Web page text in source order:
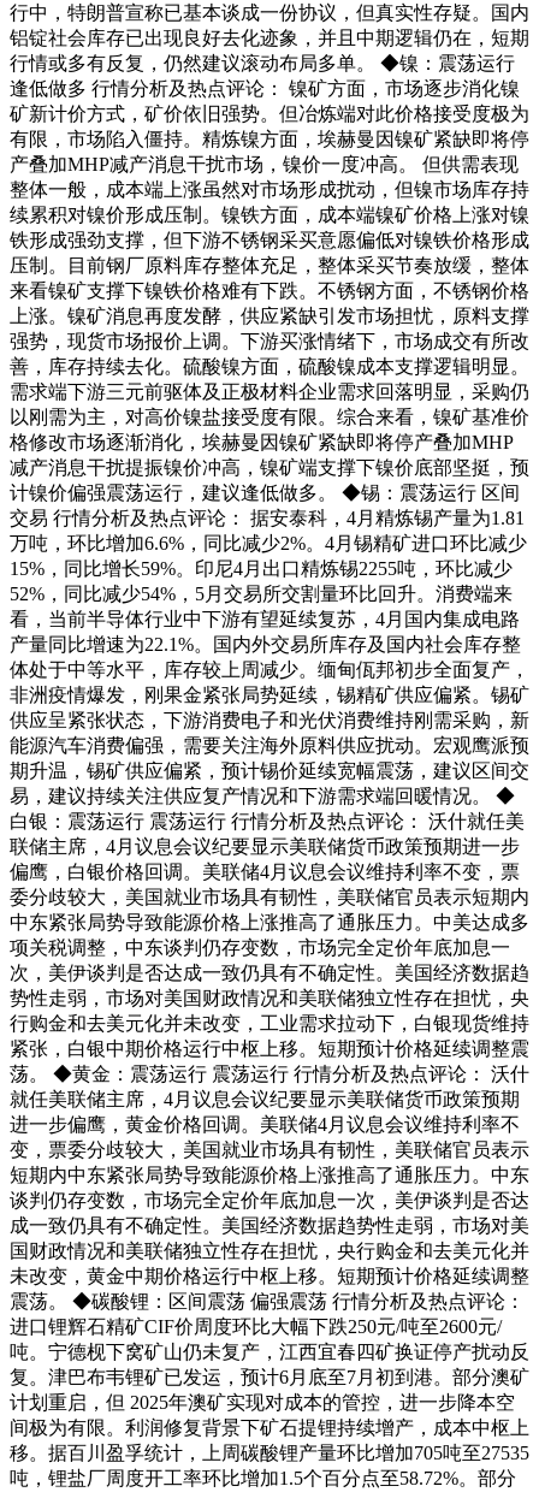
行中，特朗普宣称已基本谈成一份协议，但真实性存疑。国内
铝锭社会库存已出现良好去化迹象，并且中期逻辑仍在，短期
行情或多有反复，仍然建议滚动布局多单。 ◆镍：震荡运行
逢低做多 行情分析及热点评论： 镍矿方面，市场逐步消化镍
矿新计价方式，矿价依旧强势。但冶炼端对此价格接受度极为
有限，市场陷入僵持。精炼镍方面，埃赫曼因镍矿紧缺即将停
产叠加MHP减产消息干扰市场，镍价一度冲高。 但供需表现
整体一般，成本端上涨虽然对市场形成扰动，但镍市场库存持
续累积对镍价形成压制。镍铁方面，成本端镍矿价格上涨对镍
铁形成强劲支撑，但下游不锈钢采买意愿偏低对镍铁价格形成
压制。目前钢厂原料库存整体充足，整体采买节奏放缓，整体
来看镍矿支撑下镍铁价格难有下跌。不锈钢方面，不锈钢价格
上涨。镍矿消息再度发酵，供应紧缺引发市场担忧，原料支撑
强势，现货市场报价上调。下游买涨情绪下，市场成交有所改
善，库存持续去化。硫酸镍方面，硫酸镍成本支撑逻辑明显。
需求端下游三元前驱体及正极材料企业需求回落明显，采购仍
以刚需为主，对高价镍盐接受度有限。综合来看，镍矿基准价
格修改市场逐渐消化，埃赫曼因镍矿紧缺即将停产叠加MHP
减产消息干扰提振镍价冲高，镍矿端支撑下镍价底部坚挺，预
计镍价偏强震荡运行，建议逢低做多。 ◆锡：震荡运行 区间
交易 行情分析及热点评论： 据安泰科，4月精炼锡产量为1.81
万吨，环比增加6.6%，同比减少2%。4月锡精矿进口环比减少
15%，同比增长59%。印尼4月出口精炼锡2255吨，环比减少
52%，同比减少54%，5月交易所交割量环比回升。消费端来
看，当前半导体行业中下游有望延续复苏，4月国内集成电路
产量同比增速为22.1%。国内外交易所库存及国内社会库存整
体处于中等水平，库存较上周减少。缅甸佤邦初步全面复产，
非洲疫情爆发，刚果金紧张局势延续，锡精矿供应偏紧。锡矿
供应呈紧张状态，下游消费电子和光伏消费维持刚需采购，新
能源汽车消费偏强，需要关注海外原料供应扰动。宏观鹰派预
期升温，锡矿供应偏紧，预计锡价延续宽幅震荡，建议区间交
易，建议持续关注供应复产情况和下游需求端回暖情况。 ◆
白银：震荡运行 震荡运行 行情分析及热点评论： 沃什就任美
联储主席，4月议息会议纪要显示美联储货币政策预期进一步
偏鹰，白银价格回调。美联储4月议息会议维持利率不变，票
委分歧较大，美国就业市场具有韧性，美联储官员表示短期内
中东紧张局势导致能源价格上涨推高了通胀压力。中美达成多
项关税调整，中东谈判仍存变数，市场完全定价年底加息一
次，美伊谈判是否达成一致仍具有不确定性。美国经济数据趋
势性走弱，市场对美国财政情况和美联储独立性存在担忧，央
行购金和去美元化并未改变，工业需求拉动下，白银现货维持
紧张，白银中期价格运行中枢上移。短期预计价格延续调整震
荡。 ◆黄金：震荡运行 震荡运行 行情分析及热点评论： 沃什
就任美联储主席，4月议息会议纪要显示美联储货币政策预期
进一步偏鹰，黄金价格回调。美联储4月议息会议维持利率不
变，票委分歧较大，美国就业市场具有韧性，美联储官员表示
短期内中东紧张局势导致能源价格上涨推高了通胀压力。中东
谈判仍存变数，市场完全定价年底加息一次，美伊谈判是否达
成一致仍具有不确定性。美国经济数据趋势性走弱，市场对美
国财政情况和美联储独立性存在担忧，央行购金和去美元化并
未改变，黄金中期价格运行中枢上移。短期预计价格延续调整
震荡。 ◆碳酸锂：区间震荡 偏强震荡 行情分析及热点评论：
进口锂辉石精矿CIF价周度环比大幅下跌250元/吨至2600元/
吨。宁德枧下窝矿山仍未复产，江西宜春四矿换证停产扰动反
复。津巴布韦锂矿已发运，预计6月底至7月初到港。部分澳矿
计划重启，但 2025年澳矿实现对成本的管控，进一步降本空
间极为有限。利润修复背景下矿石提锂持续增产，成本中枢上
移。据百川盈孚统计，上周碳酸锂产量环比增加705吨至27535
吨，锂盐厂周度开工率环比增加1.5个百分点至58.72%。部分